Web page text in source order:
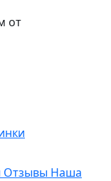
от
Отзывы Наша